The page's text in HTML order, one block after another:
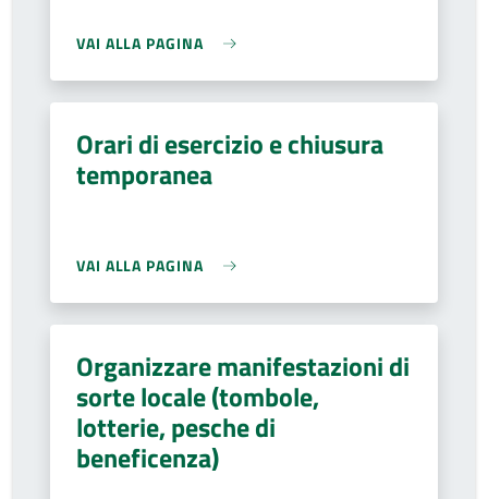
VAI ALLA PAGINA
Orari di esercizio e chiusura
temporanea
VAI ALLA PAGINA
Organizzare manifestazioni di
sorte locale (tombole,
lotterie, pesche di
beneficenza)